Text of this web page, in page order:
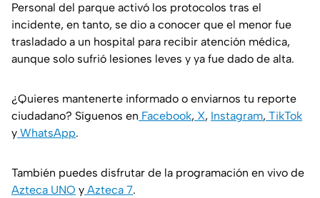
Personal del parque activó los protocolos tras el
incidente, en tanto, se dio a conocer que el menor fue
trasladado a un hospital para recibir atención médica,
aunque solo sufrió lesiones leves y ya fue dado de alta.
¿Quieres mantenerte informado o enviarnos tu reporte
ciudadano? Síguenos en Facebook, X, Instagram, TikTok
y WhatsApp.
También puedes disfrutar de la programación en vivo de
Azteca UNO y Azteca 7.